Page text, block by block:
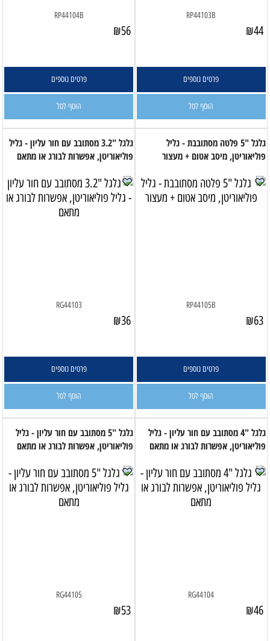
RP44103B
₪44
פרטים נוספים
הוסף לסל
RP44104B
₪56
פרטים נוספים
הוסף לסל
גלגל "5 פלטה מסתובבת - גליל
פוליאוריטן, מיסב אטום + מעצור
RP44105B
₪63
פרטים נוספים
הוסף לסל
גלגל "3.2 מסתובב עם חור עליון - גליל
פוליאוריטן, אפשרות לבורג או מתאם
RG44103
₪36
פרטים נוספים
הוסף לסל
גלגל "4 מסתובב עם חור עליון - גליל
פוליאוריטן, אפשרות לבורג או מתאם
RG44104
₪46
גלגל "5 מסתובב עם חור עליון - גליל
פוליאוריטן, אפשרות לבורג או מתאם
RG44105
₪53